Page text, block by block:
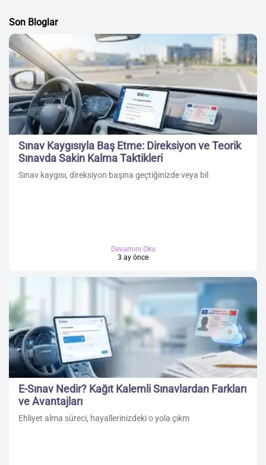
Son Bloglar
Sınav Kaygısıyla Baş Etme: Direksiyon ve Teorik
Sınavda Sakin Kalma Taktikleri
Sınav kaygısı, direksiyon başına geçtiğinizde veya bil
Devamını Oku
3 ay önce
E-Sınav Nedir? Kağıt Kalemli Sınavlardan Farkları
ve Avantajları
Ehliyet alma süreci, hayallerinizdeki o yola çıkm